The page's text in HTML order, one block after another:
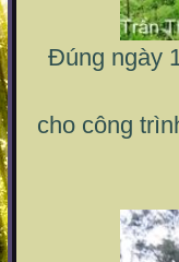
Đúng ngày
cho công